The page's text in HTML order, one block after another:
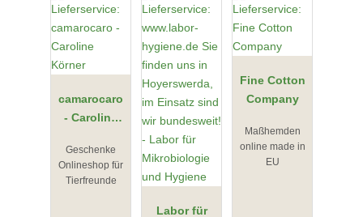
camarocaro
- Caroline
Geschenke
Onlineshop für
Tierfreunde
Labor für
Fine Cotton
Company
Maßhemden
online made in
EU